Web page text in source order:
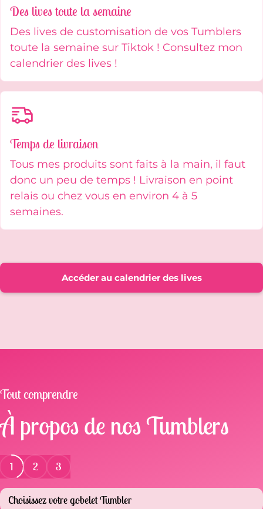
Des lives toute la semaine
Des lives de customisation de vos Tumblers
toute la semaine sur Tiktok ! Consultez mon
calendrier des lives !
Temps de livraison
Tous mes produits sont faits à la main, il faut
donc un peu de temps ! Livraison en point
relais ou chez vous en environ 4 à 5
semaines.
Accéder au calendrier des lives
Tout comprendre
À propos de nos Tumblers
1 2 3
Choisissez votre gobelet Tumbler